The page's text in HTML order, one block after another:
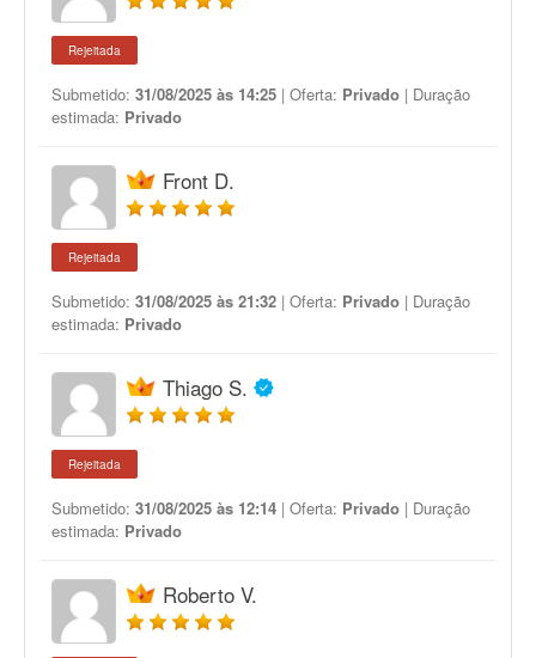
Rejeitada
Submetido: 31/08/2025 às 14:25 | Oferta: Privado | Duração
estimada: Privado
Front D.
Rejeitada
Submetido: 31/08/2025 às 21:32 | Oferta: Privado | Duração
estimada: Privado
Thiago S.
Rejeitada
Submetido: 31/08/2025 às 12:14 | Oferta: Privado | Duração
estimada: Privado
Roberto V.